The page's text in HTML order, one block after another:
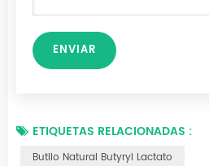
ETIQUETAS RELACIONADAS :
Butilo Natural Butyryl Lactato